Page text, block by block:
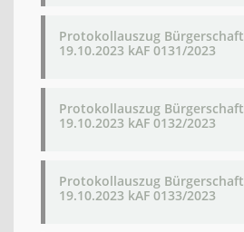
Protokollauszug Bürgerschaft
19.10.2023 kAF 0131/2023
Protokollauszug Bürgerschaft
19.10.2023 kAF 0132/2023
Protokollauszug Bürgerschaft
19.10.2023 kAF 0133/2023